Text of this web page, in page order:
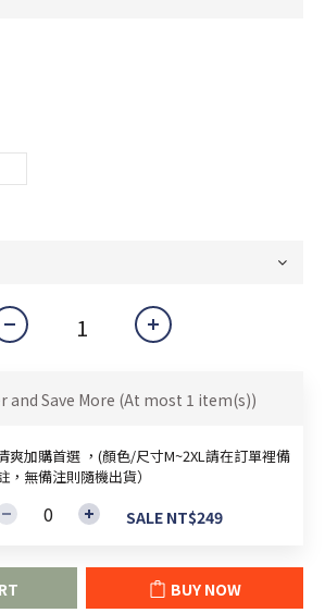
and Save More (At most 1 item(s))
爽加購首選 ，(顏色/尺寸M~2XL請在訂單裡備
，無備注則隨機出貨）
SALE NT$249
BUY NOW